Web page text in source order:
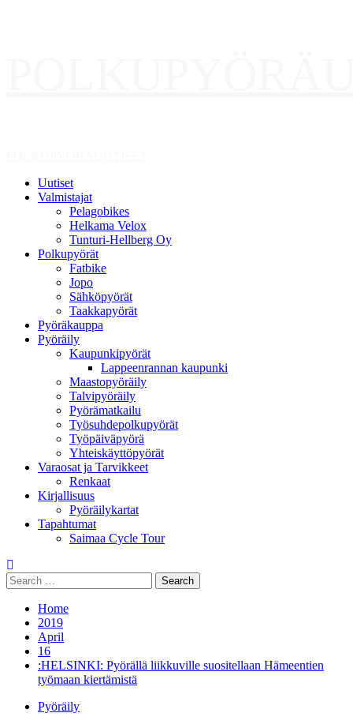
Uutiset
Valmistajat
Pelagobikes
Helkama Velox
Tunturi-Hellberg Oy
Polkupyörät
Fatbike
Jopo
Sähköpyörät
Taakkapyörät
Pyöräkauppa
Pyöräily
Kaupunkipyörät
Lappeenrannan kaupunki
Maastopyöräily
Talvipyöräily
Pyörämatkailu
Työsuhdepolkupyörät
Työpäiväpyörä
Yhteiskäyttöpyörät
Varaosat ja Tarvikkeet
Renkaat
Kirjallisuus
Pyöräilykartat
Tapahtumat
Saimaa Cycle Tour
Search
for:
Home
2019
April
16
:HELSINKI: Pyörällä liikkuville suositellaan Hämeentien
työmaan kiertämistä
Pyöräily